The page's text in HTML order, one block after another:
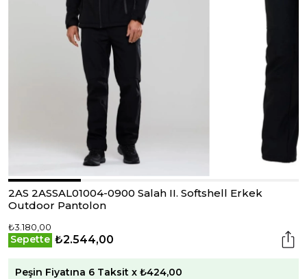
2AS 2ASSAL01004-0900 Salah II. Softshell Erkek
Outdoor Pantolon
₺3.180,00
Sepette ₺2.544,00
Peşin Fiyatına 6 Taksit x ₺424,00